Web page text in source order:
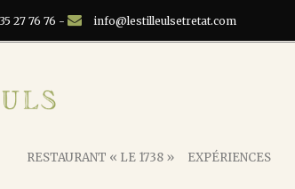
27 76 76 - info@lestilleulsetretat.com
RESTAURANT « LE 1738 » EXPÉRIENCES